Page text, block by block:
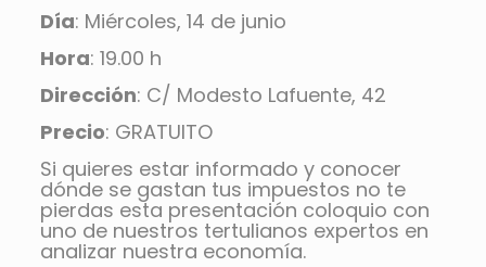
Día: Miércoles, 14 de junio
Hora: 19.00 h
Dirección: C/ Modesto Lafuente, 42
Precio: GRATUITO
Si quieres estar informado y conocer
dónde se gastan tus impuestos no te
pierdas esta presentación coloquio con
uno de nuestros tertulianos expertos en
analizar nuestra economía.